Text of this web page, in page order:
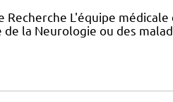
L'équipe
la Neurologie ou des